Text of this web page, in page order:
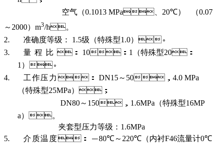
空气（0.1013 MPa、 20℃） （0.07
～ 2000） m3/h。
2.
准确度等级 ： 1.5级 （特殊型1.0） 。
3.
量程比 ： 10： 1 （特殊型20：
1 ） 。
4.
工作压力 ： DN15～ 50， 4.0 MPa
（特殊型25MPa） ；
DN80～ 150， 1.6MPa （特殊型16MP
a） 。
夹套型压力等级： 1.6MPa
5.
介质温度： －80℃～ 220℃（内衬F46流量计0℃